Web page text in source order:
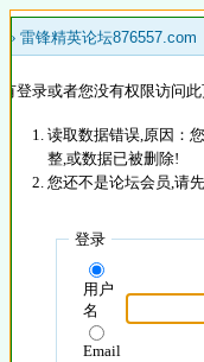
» 雷锋精英论坛876557.com
登录或者您没有权限访问
读取数据错误,原因：
整,或数据已被删除!
您还不是论坛会员,请
登录
用户
名
Email